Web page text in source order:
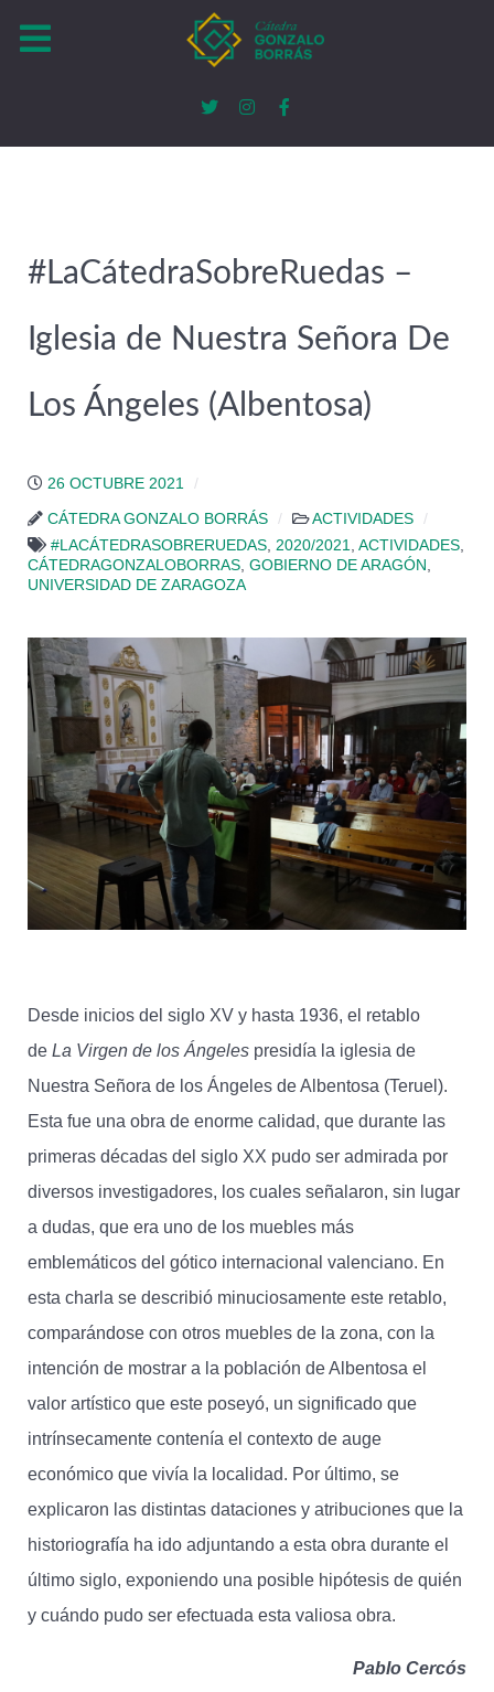
#LaCátedraSobreRuedas –
Iglesia de Nuestra Señora De
Los Ángeles (Albentosa)
26 OCTUBRE 2021
CÁTEDRA GONZALO BORRÁS
ACTIVIDADES
#LACÁTEDRASOBRERUEDAS 2020/2021 ACTIVIDADES
CÁTEDRAGONZALOBORRAS GOBIERNO DE ARAGÓN
UNIVERSIDAD DE ZARAGOZA
Desde inicios del siglo XV y hasta 1936, el retablo
de La Virgen de los Ángeles presidía la iglesia de
Nuestra Señora de los Ángeles de Albentosa (Teruel).
Esta fue una obra de enorme calidad, que durante las
primeras décadas del siglo XX pudo ser admirada por
diversos investigadores, los cuales señalaron, sin lugar
a dudas, que era uno de los muebles más
emblemáticos del gótico internacional valenciano. En
esta charla se describió minuciosamente este retablo,
comparándose con otros muebles de la zona, con la
intención de mostrar a la población de Albentosa el
valor artístico que este poseyó, un significado que
intrínsecamente contenía el contexto de auge
económico que vivía la localidad. Por último, se
explicaron las distintas dataciones y atribuciones que la
historiografía ha ido adjuntando a esta obra durante el
último siglo, exponiendo una posible hipótesis de quién
y cuándo pudo ser efectuada esta valiosa obra.
Pablo Cercós